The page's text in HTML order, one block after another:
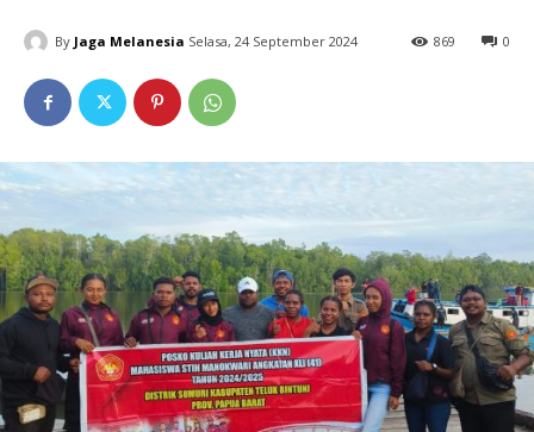
By Jaga Melanesia Selasa, 24 September 2024 0
869